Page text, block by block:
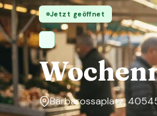
Jetzt geöffnet
Barbarossaplatz,